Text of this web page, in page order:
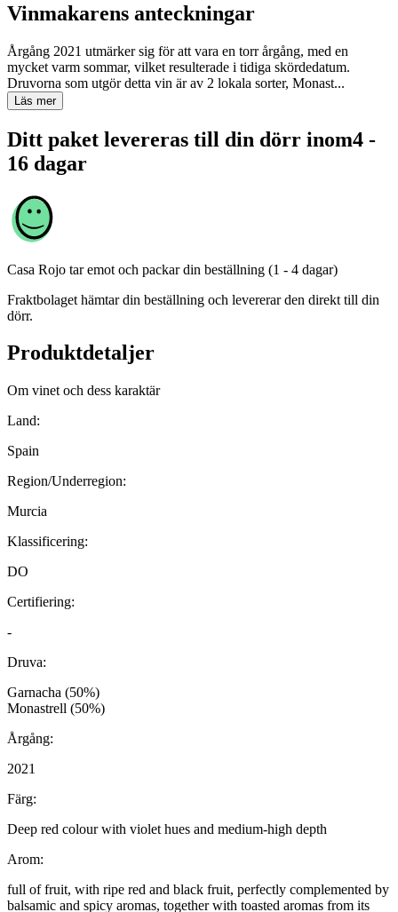
Vinmakarens anteckningar
Årgång 2021 utmärker sig för att vara en torr årgång, med en
mycket varm sommar, vilket resulterade i tidiga skördedatum.
Druvorna som utgör detta vin är av 2 lokala sorter, Monast...
Läs mer
Ditt paket levereras till din dörr inom4 -
16 dagar
Casa Rojo tar emot och packar din beställning (1 - 4 dagar)
Fraktbolaget hämtar din beställning och levererar den direkt till din
dörr.
Produktdetaljer
Om vinet och dess karaktär
Land:
Spain
Region/Underregion:
Murcia
Klassificering:
DO
Certifiering:
-
Druva:
Garnacha (50%)
Monastrell (50%)
Årgång:
2021
Färg:
Deep red colour with violet hues and medium-high depth
Arom:
full of fruit, with ripe red and black fruit, perfectly complemented by
balsamic and spicy aromas, together with toasted aromas from its